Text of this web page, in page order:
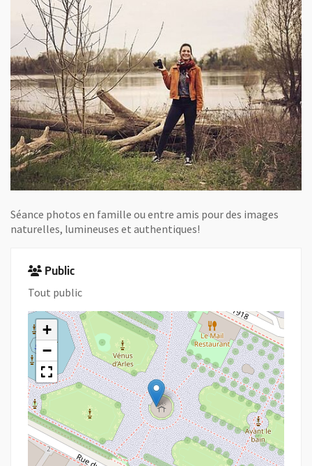
Séance photos en famille ou entre amis pour des images
naturelles, lumineuses et authentiques!
Public
Tout public
+
−